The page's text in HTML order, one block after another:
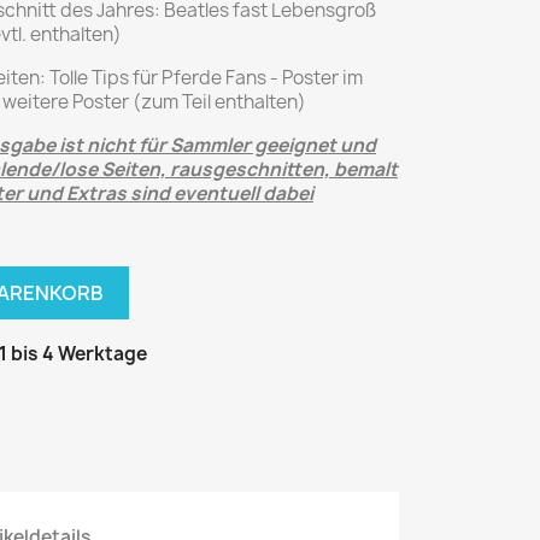
P.M. Biografie
PM Magazin
Unser Wald
MUSIK
Breakout
JUICE
Metal Hammer
Rolling Stone
MODE
Anna burda
Rat
des Jahres: Beatles fast Lebensgroß
enthalten)
Tolle Tips für Pferde Fans - Poster im
Poster (zum Teil enthalten)
ist nicht für Sammler geeignet und
lose Seiten, rausgeschnitten, bemalt
und Extras sind eventuell dabei
bis 4 Werktage